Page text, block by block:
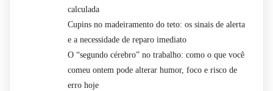
calculada
Cupins no madeiramento do teto: os sinais de alerta
e a necessidade de reparo imediato
O “segundo cérebro” no trabalho: como o que você
comeu ontem pode alterar humor, foco e risco de
erro hoje